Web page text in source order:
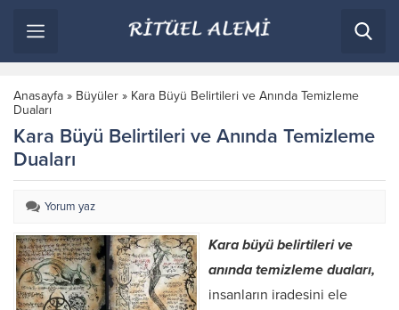
Anasayfa » Büyüler » Kara Büyü Belirtileri ve Anında Temizleme
Duaları
Kara Büyü Belirtileri ve Anında Temizleme
Duaları
Yorum yaz
Kara büyü belirtileri ve
anında temizleme duaları,
insanların iradesini ele